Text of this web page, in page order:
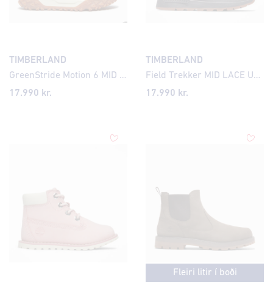
TIMBERLAND
GreenStride Motion 6 MID BUNGEE WATERPROOF SNEAKER DARK GREEN NUBUCK
17.990 kr.
TIMBERLAND
Field Trekker MID LACE UP SNEAKER WHEAT
17.990 kr.
Fleiri litir í boði